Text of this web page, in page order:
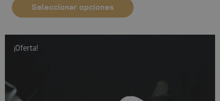
Seleccionar opciones
¡Oferta!